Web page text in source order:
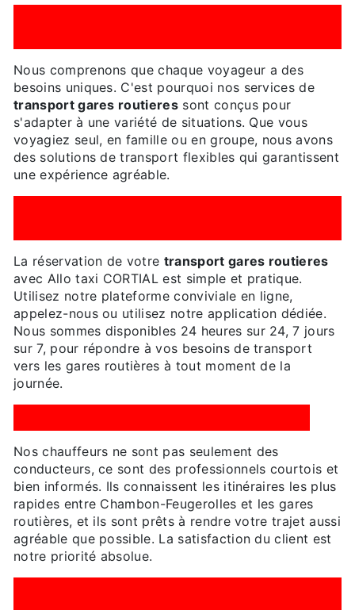
Nous comprenons que chaque voyageur a des
besoins uniques. C'est pourquoi nos services de
transport gares routieres sont conçus pour
s'adapter à une variété de situations. Que vous
voyagiez seul, en famille ou en groupe, nous avons
des solutions de transport flexibles qui garantissent
une expérience agréable.
La réservation de votre transport gares routieres
avec Allo taxi CORTIAL est simple et pratique.
Utilisez notre plateforme conviviale en ligne,
appelez-nous ou utilisez notre application dédiée.
Nous sommes disponibles 24 heures sur 24, 7 jours
sur 7, pour répondre à vos besoins de transport
vers les gares routières à tout moment de la
journée.
Nos chauffeurs ne sont pas seulement des
conducteurs, ce sont des professionnels courtois et
bien informés. Ils connaissent les itinéraires les plus
rapides entre Chambon-Feugerolles et les gares
routières, et ils sont prêts à rendre votre trajet aussi
agréable que possible. La satisfaction du client est
notre priorité absolue.